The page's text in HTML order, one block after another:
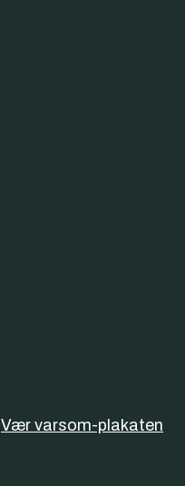
Vær varsom-plakaten